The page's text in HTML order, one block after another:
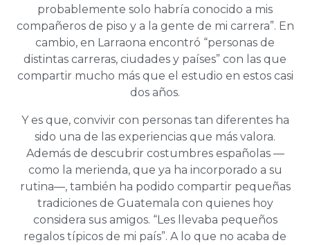
probablemente solo habría conocido a mis
compañeros de piso y a la gente de mi carrera”. En
cambio, en Larraona encontró “personas de
distintas carreras, ciudades y países” con las que
compartir mucho más que el estudio en estos casi
dos años.
Y es que, convivir con personas tan diferentes ha
sido una de las experiencias que más valora.
Además de descubrir costumbres españolas —
como la merienda, que ya ha incorporado a su
rutina—, también ha podido compartir pequeñas
tradiciones de Guatemala con quienes hoy
considera sus amigos. “Les llevaba pequeños
regalos típicos de mi país”. A lo que no acaba de